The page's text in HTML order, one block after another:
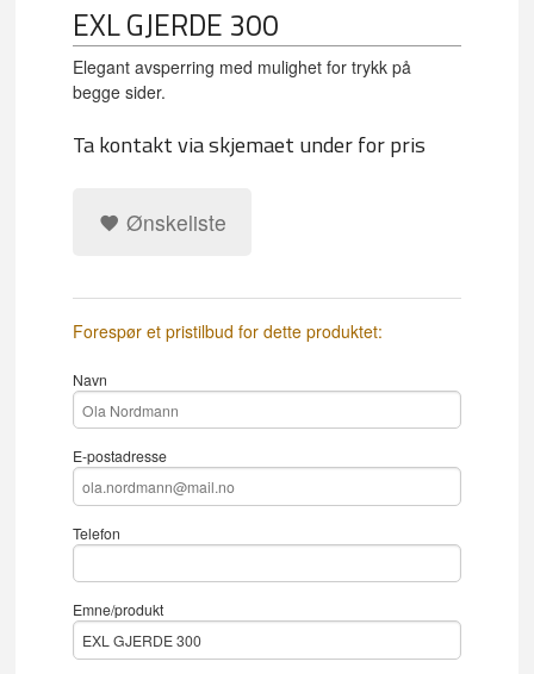
EXL GJERDE 300
Elegant avsperring med mulighet for trykk på
begge sider.
Ta kontakt via skjemaet under for pris
Ønskeliste
Forespør et pristilbud for dette produktet:
Navn
E-postadresse
Telefon
Emne/produkt